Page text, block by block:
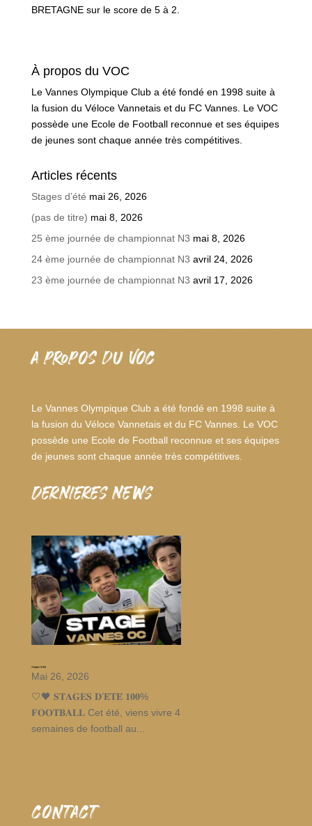
BRETAGNE sur le score de 5 à 2.
À propos du VOC
Le Vannes Olympique Club a été fondé en 1998 suite à
la fusion du Véloce Vannetais et du FC Vannes. Le VOC
possède une Ecole de Football reconnue et ses équipes
de jeunes sont chaque année très compétitives.
Articles récents
Stages d’été mai 26, 2026
(pas de titre) mai 8, 2026
25 ème journée de championnat N3 mai 8, 2026
24 ème journée de championnat N3 avril 24, 2026
23 ème journée de championnat N3 avril 17, 2026
A PROPOS DU VOC
Le Vannes Olympique Club a été fondé en 1998 suite à
la fusion du Véloce Vannetais et du FC Vannes. Le VOC
possède une Ecole de Football reconnue et ses équipes
de jeunes sont chaque année très compétitives.
dernieres news
Stages d’été
Mai 26, 2026
🤍🖤 𝐒𝐓𝐀𝐆𝐄𝐒 𝐃’𝐄́𝐓𝐄́ 𝟏𝟎𝟎%
𝐅𝐎𝐎𝐓𝐁𝐀𝐋𝐋 Cet été, viens vivre 4
semaines de football au...
CONTACT